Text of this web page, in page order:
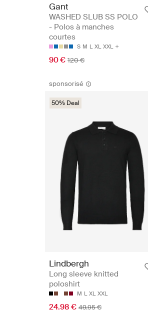
Gant
WASHED SLUB SS POLO
- Polos à manches
courtes
S M L XL XXL
90 € 120 €
sponsorisé
50% Deal
Lindbergh
Long sleeve knitted
poloshirt
M L XL XXL
24.98 € 49.95 €